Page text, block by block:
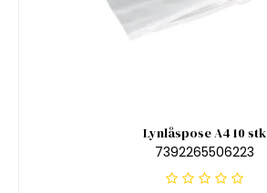
Lynlåspose A4 10 stk
7392265506223